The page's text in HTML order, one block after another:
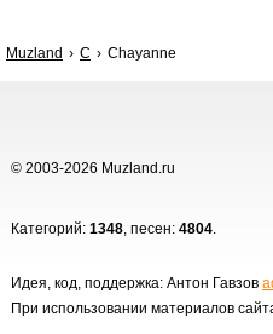
Muzland C Chayanne
© 2003-2026 Muzland.ru
Категорий: 1348, песен: 4804.
Идея, код, поддержка: Антон Гавзов
При использовании материалов